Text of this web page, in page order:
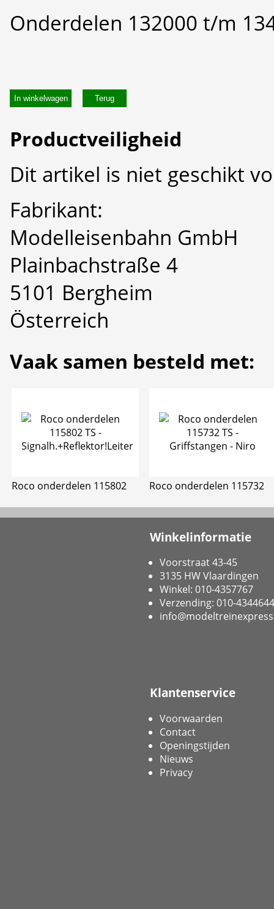
Onderdelen 132000 t/m
In winkelwagen
Productveiligheid
Dit artikel is niet geschikt
Fabrikant:
Modelleisenbahn GmbH
Plainbachstraße 4
5101 Bergheim
Österreich
Vaak samen besteld met:
Roco onderdelen 115802 Roco onderdelen 115732
Winkelinformatie
Voorstraat 43-45
3135 HW Vlaardingen
Winkel: 010-4357767
Verzending: 010-4344644
Klantenservice
Voorwaarden
Contact
Openingstijden
Nieuws
Privacy